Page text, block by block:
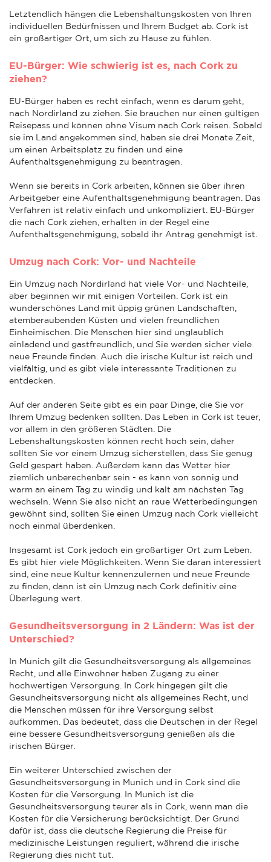
Letztendlich hängen die Lebenshaltungskosten von Ihren
individuellen Bedürfnissen und Ihrem Budget ab. Cork ist
ein großartiger Ort, um sich zu Hause zu fühlen.
EU-Bürger: Wie schwierig ist es, nach Cork zu
ziehen?
EU-Bürger haben es recht einfach, wenn es darum geht,
nach Nordirland zu ziehen. Sie brauchen nur einen gültigen
Reisepass und können ohne Visum nach Cork reisen. Sobald
sie im Land angekommen sind, haben sie drei Monate Zeit,
um einen Arbeitsplatz zu finden und eine
Aufenthaltsgenehmigung zu beantragen.
Wenn sie bereits in Cork arbeiten, können sie über ihren
Arbeitgeber eine Aufenthaltsgenehmigung beantragen. Das
Verfahren ist relativ einfach und unkompliziert. EU-Bürger
die nach Cork ziehen, erhalten in der Regel eine
Aufenthaltsgenehmigung, sobald ihr Antrag genehmigt ist.
Umzug nach Cork: Vor- und Nachteile
Ein Umzug nach Nordirland hat viele Vor- und Nachteile,
aber beginnen wir mit einigen Vorteilen. Cork ist ein
wunderschönes Land mit üppig grünen Landschaften,
atemberaubenden Küsten und vielen freundlichen
Einheimischen. Die Menschen hier sind unglaublich
einladend und gastfreundlich, und Sie werden sicher viele
neue Freunde finden. Auch die irische Kultur ist reich und
vielfältig, und es gibt viele interessante Traditionen zu
entdecken.
Auf der anderen Seite gibt es ein paar Dinge, die Sie vor
Ihrem Umzug bedenken sollten. Das Leben in Cork ist teuer,
vor allem in den größeren Städten. Die
Lebenshaltungskosten können recht hoch sein, daher
sollten Sie vor einem Umzug sicherstellen, dass Sie genug
Geld gespart haben. Außerdem kann das Wetter hier
ziemlich unberechenbar sein - es kann von sonnig und
warm an einem Tag zu windig und kalt am nächsten Tag
wechseln. Wenn Sie also nicht an raue Wetterbedingungen
gewöhnt sind, sollten Sie einen Umzug nach Cork vielleicht
noch einmal überdenken.
Insgesamt ist Cork jedoch ein großartiger Ort zum Leben.
Es gibt hier viele Möglichkeiten. Wenn Sie daran interessiert
sind, eine neue Kultur kennenzulernen und neue Freunde
zu finden, dann ist ein Umzug nach Cork definitiv eine
Überlegung wert.
Gesundheitsversorgung in 2 Ländern: Was ist der
Unterschied?
In Munich gilt die Gesundheitsversorgung als allgemeines
Recht, und alle Einwohner haben Zugang zu einer
hochwertigen Versorgung. In Cork hingegen gilt die
Gesundheitsversorgung nicht als allgemeines Recht, und
die Menschen müssen für ihre Versorgung selbst
aufkommen. Das bedeutet, dass die Deutschen in der Regel
eine bessere Gesundheitsversorgung genießen als die
irischen Bürger.
Ein weiterer Unterschied zwischen der
Gesundheitsversorgung in Munich und in Cork sind die
Kosten für die Versorgung. In Munich ist die
Gesundheitsversorgung teurer als in Cork, wenn man die
Kosten für die Versicherung berücksichtigt. Der Grund
dafür ist, dass die deutsche Regierung die Preise für
medizinische Leistungen reguliert, während die irische
Regierung dies nicht tut.